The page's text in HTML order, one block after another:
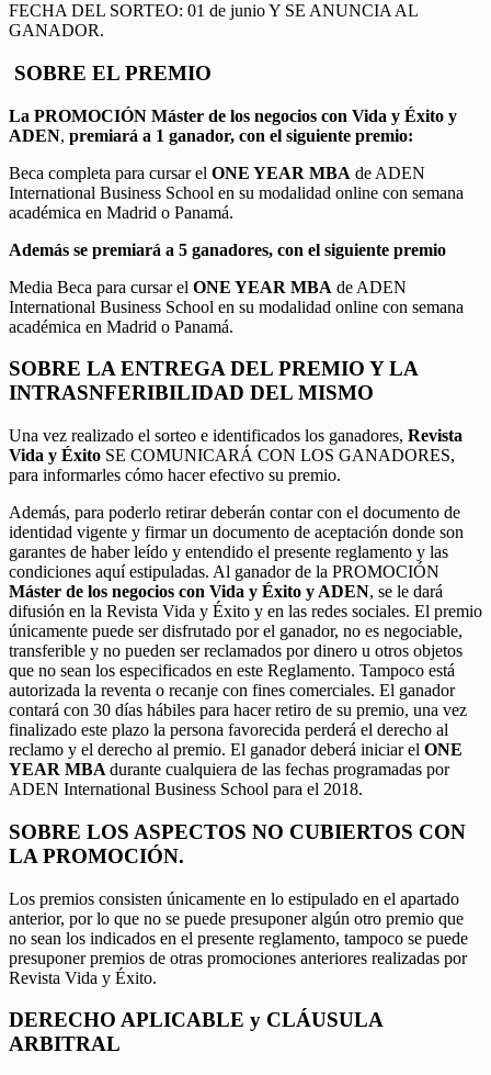
FECHA DEL SORTEO: 01 de junio Y SE ANUNCIA AL
GANADOR.
SOBRE EL PREMIO
La PROMOCIÓN Máster de los negocios con Vida y Éxito y
ADEN, premiará a 1 ganador, con el siguiente premio:
Beca completa para cursar el ONE YEAR MBA de ADEN
International Business School en su modalidad online con semana
académica en Madrid o Panamá.
Además se premiará a 5 ganadores, con el siguiente premio
Media Beca para cursar el ONE YEAR MBA de ADEN
International Business School en su modalidad online con semana
académica en Madrid o Panamá.
SOBRE LA ENTREGA DEL PREMIO Y LA
INTRASNFERIBILIDAD DEL MISMO
Una vez realizado el sorteo e identificados los ganadores, Revista
Vida y Éxito SE COMUNICARÁ CON LOS GANADORES,
para informarles cómo hacer efectivo su premio.
Además, para poderlo retirar deberán contar con el documento de
identidad vigente y firmar un documento de aceptación donde son
garantes de haber leído y entendido el presente reglamento y las
condiciones aquí estipuladas. Al ganador de la PROMOCIÓN
Máster de los negocios con Vida y Éxito y ADEN, se le dará
difusión en la Revista Vida y Éxito y en las redes sociales. El premio
únicamente puede ser disfrutado por el ganador, no es negociable,
transferible y no pueden ser reclamados por dinero u otros objetos
que no sean los especificados en este Reglamento. Tampoco está
autorizada la reventa o recanje con fines comerciales. El ganador
contará con 30 días hábiles para hacer retiro de su premio, una vez
finalizado este plazo la persona favorecida perderá el derecho al
reclamo y el derecho al premio. El ganador deberá iniciar el ONE
YEAR MBA durante cualquiera de las fechas programadas por
ADEN International Business School para el 2018.
SOBRE LOS ASPECTOS NO CUBIERTOS CON
LA PROMOCIÓN.
Los premios consisten únicamente en lo estipulado en el apartado
anterior, por lo que no se puede presuponer algún otro premio que
no sean los indicados en el presente reglamento, tampoco se puede
presuponer premios de otras promociones anteriores realizadas por
Revista Vida y Éxito.
DERECHO APLICABLE y CLÁUSULA
ARBITRAL